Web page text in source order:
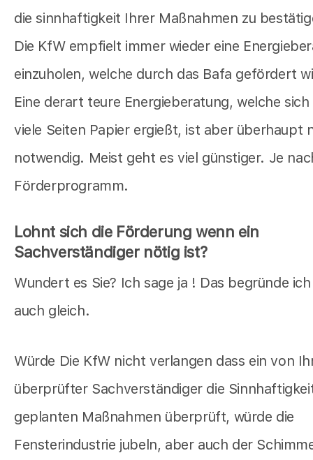
die sinnhaftigkeit Ihrer Maßnahmen zu
Die KfW empfielt immer wieder eine
einzuholen, welche durch das Bafa gefördert
Eine derart teure Energieberatung, welche
viele Seiten Papier ergießt, ist aber überhaupt
notwendig. Meist geht es viel günstiger. Je
Förderprogramm.
Lohnt sich die Förderung wenn ein
Sachverständiger nötig ist?
Wundert es Sie? Ich sage ja ! Das begründe
auch gleich.
Würde Die KfW nicht verlangen dass ein von
überprüfter Sachverständiger die
geplanten Maßnahmen überprüft, würde die
Fensterindustrie jubeln, aber auch der